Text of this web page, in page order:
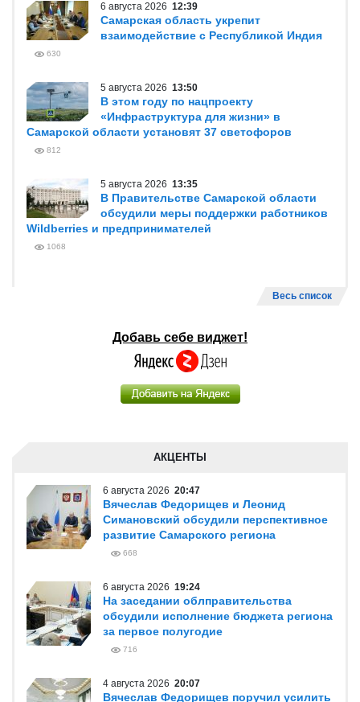
6 августа 2026 12:39
Самарская область укрепит
взаимодействие с Республикой Индия
630
5 августа 2026 13:50
В этом году по нацпроекту
«Инфраструктура для жизни» в
Самарской области установят 37 светофоров
812
5 августа 2026 13:35
В Правительстве Самарской области
обсудили меры поддержки работников
Wildberries и предпринимателей
1068
Весь список
Добавь себе виджет!
АКЦЕНТЫ
6 августа 2026 20:47
Вячеслав Федорищев и Леонид
Симановский обсудили перспективное
развитие Самарского региона
668
6 августа 2026 19:24
На заседании облправительства
обсудили исполнение бюджета региона
за первое полугодие
716
4 августа 2026 20:07
Вячеслав Федорищев поручил усилить